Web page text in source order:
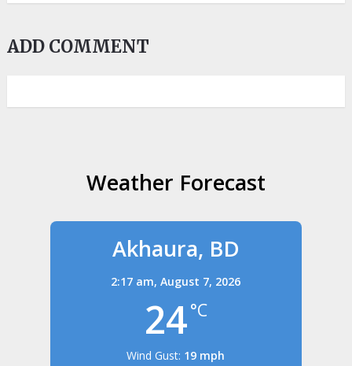
ADD COMMENT
Weather Forecast
Akhaura, BD
2:17 am,August 7, 2026
24°C
Wind Gust: 19 mph